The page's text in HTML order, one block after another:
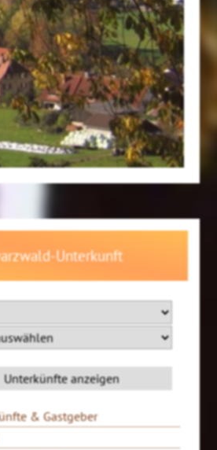
Unterkunft
& Gastgeber